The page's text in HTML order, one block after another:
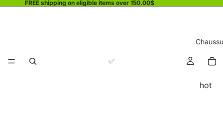
FREE shipping on eligible items over 150.00$
hot